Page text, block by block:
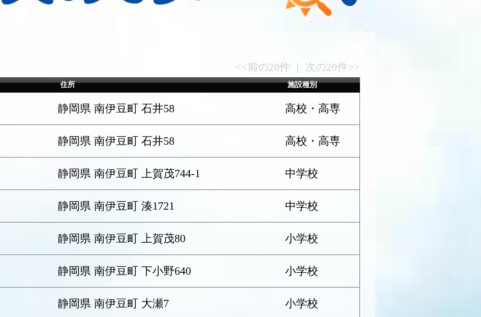
<<前の20件 ｜ 次の20件>>
住所 施設種別
静岡県 南伊豆町 石井58 高校・高専
静岡県 南伊豆町 石井58 高校・高専
静岡県 南伊豆町 上賀茂744-1 中学校
静岡県 南伊豆町 湊1721 中学校
静岡県 南伊豆町 上賀茂80 小学校
静岡県 南伊豆町 下小野640 小学校
静岡県 南伊豆町 大瀬7 小学校